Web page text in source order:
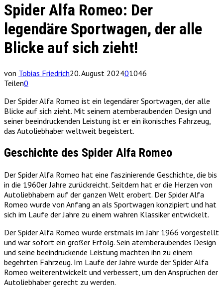
Spider Alfa Romeo: Der
legendäre Sportwagen, der alle
Blicke auf sich zieht!
von Tobias Friedrich20. August 202401046
Teilen0
Der Spider Alfa Romeo ist ein legendärer Sportwagen, der alle
Blicke auf sich zieht. Mit seinem atemberaubenden Design und
seiner beeindruckenden Leistung ist er ein ikonisches Fahrzeug,
das Autoliebhaber weltweit begeistert.
Geschichte des Spider Alfa Romeo
Der Spider Alfa Romeo hat eine faszinierende Geschichte, die bis
in die 1960er Jahre zurückreicht. Seitdem hat er die Herzen von
Autoliebhabern auf der ganzen Welt erobert. Der Spider Alfa
Romeo wurde von Anfang an als Sportwagen konzipiert und hat
sich im Laufe der Jahre zu einem wahren Klassiker entwickelt.
Der Spider Alfa Romeo wurde erstmals im Jahr 1966 vorgestellt
und war sofort ein großer Erfolg. Sein atemberaubendes Design
und seine beeindruckende Leistung machten ihn zu einem
begehrten Fahrzeug. Im Laufe der Jahre wurde der Spider Alfa
Romeo weiterentwickelt und verbessert, um den Ansprüchen der
Autoliebhaber gerecht zu werden.